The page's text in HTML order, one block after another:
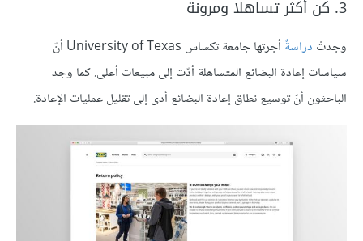
3. كن أكثر تساهلا ومرونة
وجدتْ دراسةٌ
أجرتها جامعة تكساس University of Texas أنّ
سياسات إعادة البضائع المتساهلة أدّت إلى مبيعات أعلى. كما وجد
الباحثون أنّ توسيع نطاق إعادة البضائع أدى إلى تقليل عمليات الإعادة.